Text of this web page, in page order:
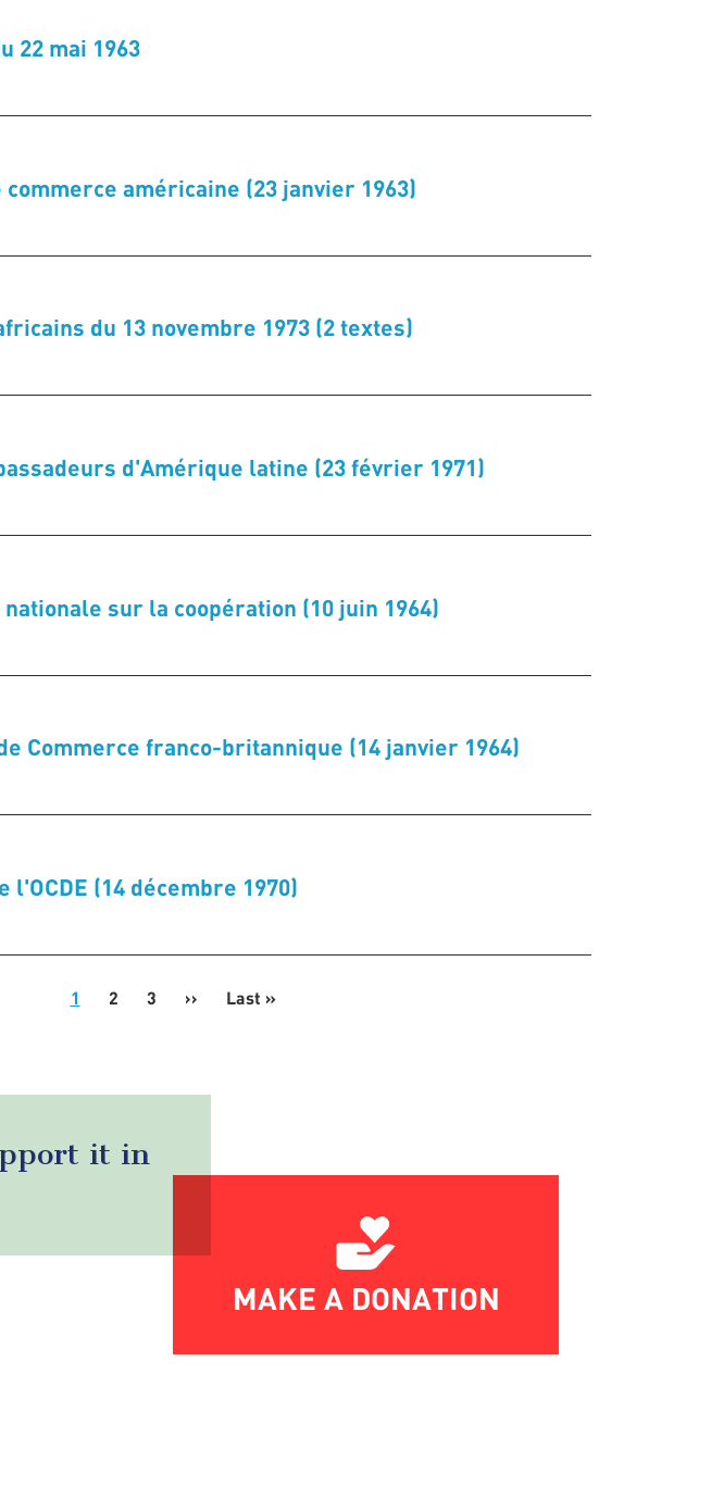
22 mai 1963
américaine (23 janvier 1963)
du 13 novembre 1973 (2 textes)
d'Amérique latine (23 février 1971)
sur la coopération (10 juin 1964)
Commerce franco-britannique (14 janvier 1964)
(14 décembre 1970)
1 2 3 ›› NextLast »Last
it in
MAKE A DONATION